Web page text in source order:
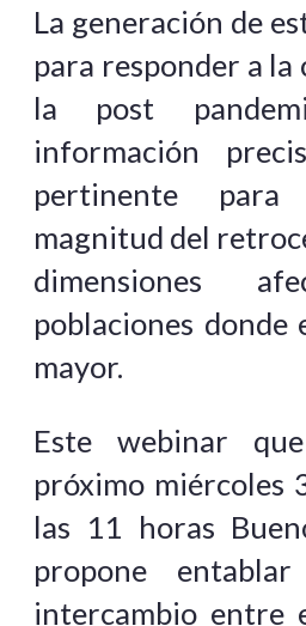
La generación de
para responder a
la post
información
pertinente
magnitud del
dimensiones
poblaciones
mayor.
Este webinar
próximo miércoles
las 11 horas
propone
intercambio entre